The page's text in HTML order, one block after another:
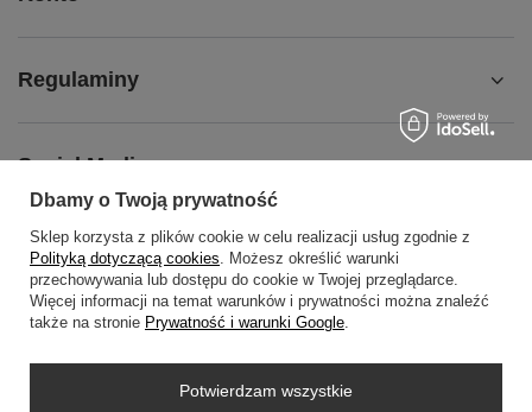
Regulaminy
Social Media
O NAS
wowbag2024@gmail.com
Dbamy o Twoją prywatność
Sklep korzysta z plików cookie w celu realizacji usług zgodnie z
Polityką dotyczącą cookies. Możesz określić warunki
przechowywania lub dostępu do cookie w Twojej przeglądarce.
Więcej informacji na temat warunków i prywatności można znaleźć
także na stronie Prywatność i warunki Google.
Potwierdzam wszystkie